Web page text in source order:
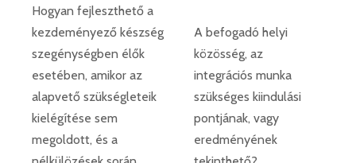
Hogyan fejleszthető a
kezdeményező készség
szegénységben élők
esetében, amikor az
alapvető szükségleteik
kielégítése sem
megoldott, és a
A befogadó helyi
közösség, az
integrációs munka
szükséges kiindulási
pontjának, vagy
eredményének